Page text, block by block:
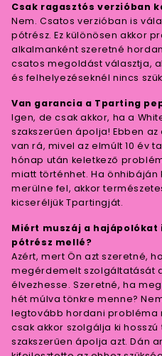
Csak ragasztós verzióban
Nem. Csatos verzióban is
pótrész. Ez különösen akkor
alkalmanként szeretné
csatos megoldást választja,
és felhelyezéseknél nincs
Van garancia a Tparting
Igen, de csak akkor, ha a
szakszerűen ápolja! Ebben
van rá, mivel az elmúlt 10 év
hónap után keletkező
miatt történhet. Ha
merülne fel, akkor
kicseréljük Tpartingját.
Miért muszáj a
pótrész mellé?
Azért, mert Ön azt szeretné,
megérdemelt szolgáltatását
élvezhesse. Szeretné, ha
hét múlva tönkre menne?
legtovább hordani probléma
csak akkor szolgálja ki
szakszerűen ápolja azt. Dán